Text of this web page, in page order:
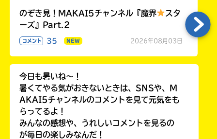
のぞき見！MAKAI5チャンネル『魔界
スタ
ーズ』Part.2
コメント 35 NEW 2026年08月03日
今日も暑いね〜！
暑くてやる気がおきないときは、SNSや、M
AKAI5チャンネルのコメントを見て元気をも
らってるよ！
みんなの感想や、うれしいコメントを見るの
が毎日の楽しみなんだ！